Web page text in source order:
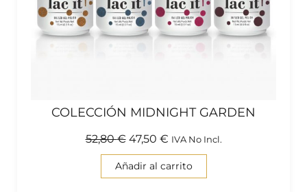
COLECCIÓN MIDNIGHT GARDEN
52,80€ 47,50 € IVA No Incl.
Añadir al carrito